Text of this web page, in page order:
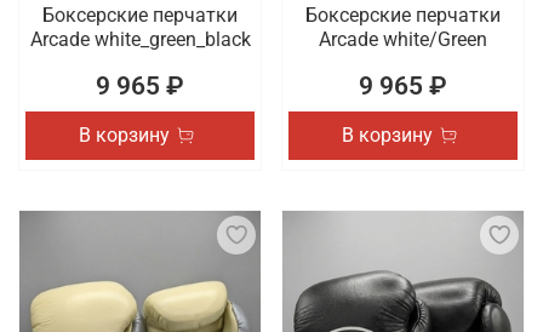
Боксерские перчатки
Arcade white_green_black
9 965 ₽
В корзину
Боксерские перчатки
Arcade white/Green
9 965 ₽
В корзину